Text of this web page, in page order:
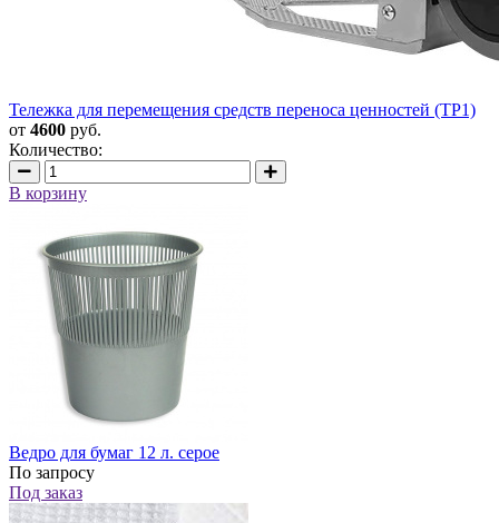
Тележка для перемещения средств переноса ценностей (ТР1)
от 4600 руб.
Количество:
В корзину
Ведро для бумаг 12 л. серое
По запросу
Под заказ